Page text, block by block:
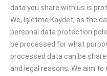
data you share with us is
We, İşletme Kaydet, as the
personal data protection
be processed for what
processed data can be
and legal reasons; We aim